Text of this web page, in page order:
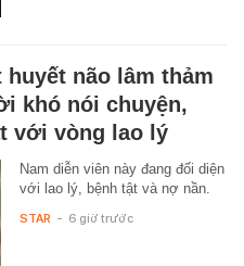
não lâm thảm
khó nói chuyện,
với vòng lao lý
Nam diễn viên này đang đối diện
với lao lý, bệnh tật và nợ nần.
STAR - 6 giờ trước